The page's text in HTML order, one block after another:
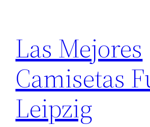
contenido
Las Mejores
Camisetas
Leipzig